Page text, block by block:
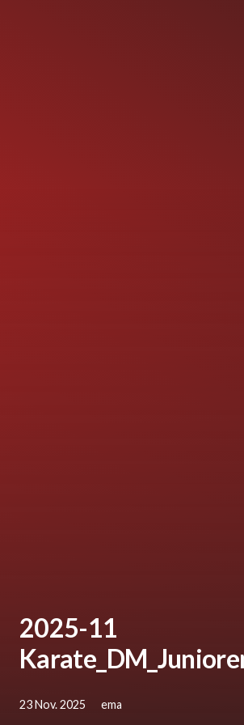
2025-11
23 Nov. 2025 ema